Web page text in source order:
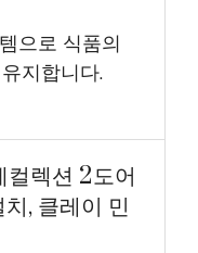
으로 식품의
지합니다.
렉션 2도어
, 클레이 민